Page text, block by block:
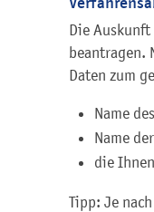
Die
beantragen.
Daten zum
Name
Name
die
Tipp: Je